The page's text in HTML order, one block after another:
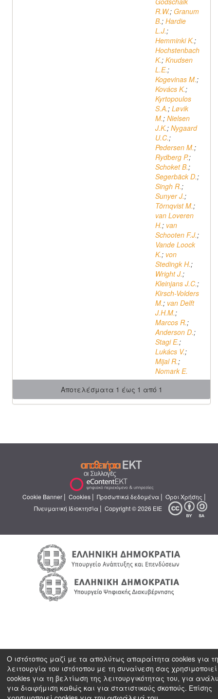
R.W.; Granum
B.; Hardie
L.J.;
Hemminki K.;
Hochstenbach
K.; Knudsen
L.E.;
Kogevinas M.;
Kovács K.;
Kyrtopoulos
S.A.; Løvik
M.; Nielsen
J.K.; Nygaard
U.C.;
Pedersen M.;
Rydberg P.;
Schoket B.;
Segerbäck D.;
Singh R.;
Sunyer J.;
Törnqvist M.;
van Loveren
H.; van
Schooten F.J.;
Vande Loock
K.; von
Stedingk H.;
Wright J.;
Kleinjans J.C.;
Kirsch-Volders
M.; van Delft
J.H.M.;
Marcos R.;
Anderson D.;
Stagi E.;
Lukács V.;
Mijal R.;
Nomark E.
Αποτελέσματα 1 έως 1 από 1
Cookie Banner | Cookies | Προσωπικά δεδομένα | Όροι Χρήσης |
Πνευματική Ιδιοκτησία | Copyright © 2026 ΕΙΕ
Ο ιστότοπος μαζί με τα απολύτως απαραίτητα cookies για
λειτουργία του ιστότοπου με τη συναίνεση σας χρησιμοποιεί
cookies για τη βελτίωση της λειτουργικότητας του, για
για διαφήμιση καθώς και για στατιστικούς σκοπούς. Επίσης